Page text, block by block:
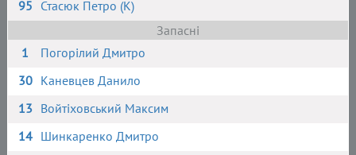
95 Стасюк Петро (К)
Запасні
1
Погорілий Дмитро
30 Каневцев Данило
13 Войтіховський Максим
14 Шинкаренко Дмитро